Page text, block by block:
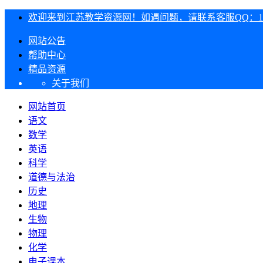
欢迎来到江苏教学资源网！如遇问题，请联系客服QQ：
网站公告
帮助中心
精品资源
关于我们
网站首页
语文
数学
英语
科学
道德与法治
历史
地理
生物
物理
化学